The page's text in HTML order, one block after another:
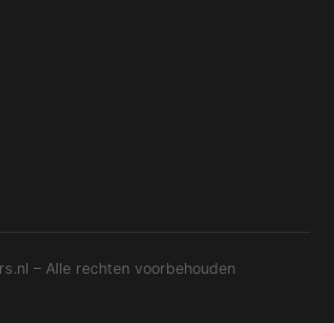
– Alle rechten voorbehouden